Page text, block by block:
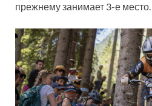
прежнему занимает 3-е место.